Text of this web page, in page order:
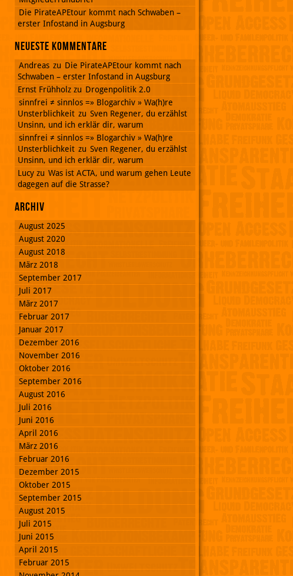
Die PirateAPEtour kommt nach Schwaben –
erster Infostand in Augsburg
Neueste Kommentare
Andreas zu Die PirateAPEtour kommt nach
Schwaben – erster Infostand in Augsburg
Ernst Frühholz zu Drogenpolitik 2.0
sinnfrei ≠ sinnlos =» Blogarchiv » Wa(h)re
Unsterblichkeit zu Sven Regener, du erzählst
Unsinn, und ich erklär dir, warum
sinnfrei ≠ sinnlos =» Blogarchiv » Wa(h)re
Unsterblichkeit zu Sven Regener, du erzählst
Unsinn, und ich erklär dir, warum
Lucy zu Was ist ACTA, und warum gehen Leute
dagegen auf die Strasse?
Archiv
August 2025
August 2020
August 2018
März 2018
September 2017
Juli 2017
März 2017
Februar 2017
Januar 2017
Dezember 2016
November 2016
Oktober 2016
September 2016
August 2016
Juli 2016
Juni 2016
April 2016
März 2016
Februar 2016
Dezember 2015
Oktober 2015
September 2015
August 2015
Juli 2015
Juni 2015
April 2015
Februar 2015